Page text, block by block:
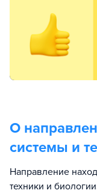
О
системы и
Направление
техники и